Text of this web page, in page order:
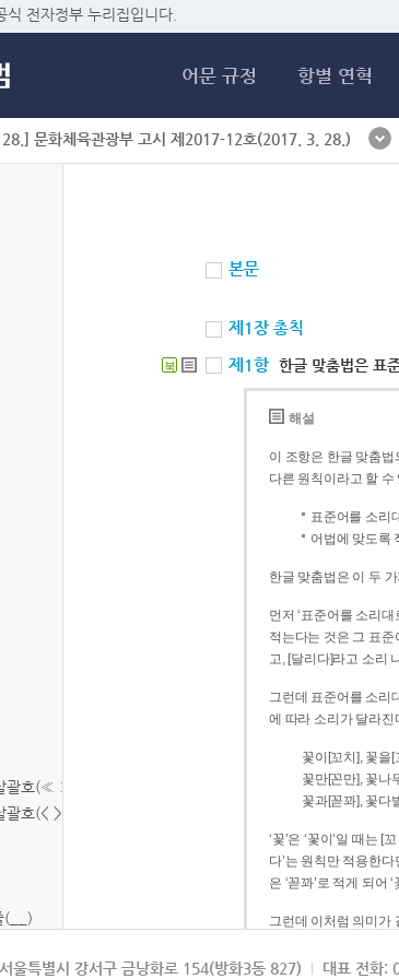
전자정부 누리집입니다.
어문 규정 항별 연혁
문화체육관광부 고시 제2017-12호(2017. 3. 28.)
괄호(≪ ≫)
괄호(< >)
(__)
본문
제1장 총칙
북 제1항 한글 맞춤법은 표
해설
이 조항은 한글 맞춤법
다른 원칙이라고 할 수
표준어를 소리
어법에 맞도록
한글 맞춤법은 이 두
먼저 ‘표준어를 소리
적는다는 것은 그 표준어를 적을 때 발음
고, [달리다]라고 소리
그런데 표준어를 소리
에 따라 소리가 달라진
꽃이[꼬치], 꽃을[
꽃만[꼰만], 꽃나
꽃과[꼳꽈], 꽃다
‘꽃’은 ‘꽃이’일 때는 [
다’는 원칙만 적용한다면, [꼬치]로 소리 나는
은 ‘꼳꽈’로 적게 되어
그런데 이처럼 의미가
되게 적는 것이 의미
울특별시 강서구 금낭화로 154(방화3동 827) 대표 전화: